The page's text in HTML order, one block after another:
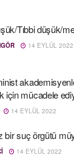
Tıbbi düşük/
14 EYLÜL 2022
için mücadele
14 EYLÜL 2022
bir suç örgütü
14 EYLÜL 2022